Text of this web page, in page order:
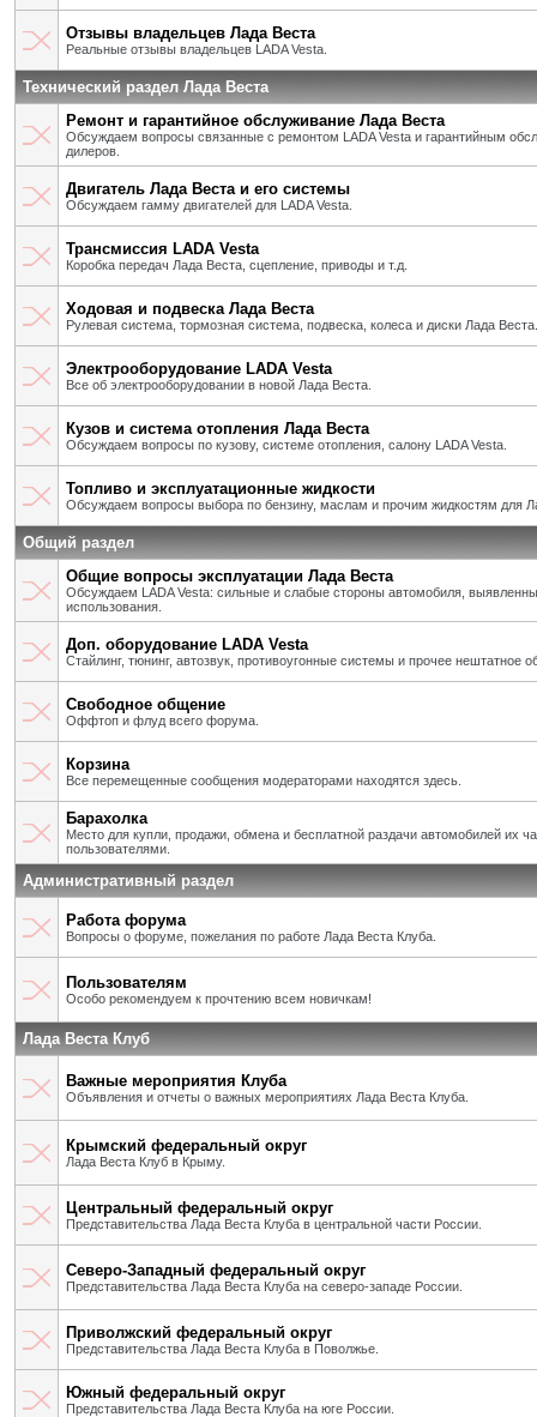
Отзывы владельцев Лада Веста
Реальные отзывы владельцев LADA Vesta.
Технический раздел Лада Веста
Ремонт и гарантийное обслуживание Лада Веста
Обсуждаем вопросы связанные с ремонтом LADA Vesta и гарантийным
дилеров.
Двигатель Лада Веста и его системы
Обсуждаем гамму двигателей для LADA Vesta.
Трансмиссия LADA Vesta
Коробка передач Лада Веста, сцепление, приводы и т.д.
Ходовая и подвеска Лада Веста
Рулевая система, тормозная система, подвеска, колеса и диски Лада Веста.
Электрооборудование LADA Vesta
Все об электрооборудовании в новой Лада Веста.
Кузов и система отопления Лада Веста
Обсуждаем вопросы по кузову, системе отопления, салону LADA Vesta.
Топливо и эксплуатационные жидкости
Обсуждаем вопросы выбора по бензину, маслам и прочим жидкостям для
Общий раздел
Общие вопросы эксплуатации Лада Веста
Обсуждаем LADA Vesta: сильные и слабые стороны автомобиля,
использования.
Доп. оборудование LADA Vesta
Стайлинг, тюнинг, автозвук, противоугонные системы и прочее нештатное
Свободное общение
Оффтоп и флуд всего форума.
Корзина
Все перемещенные сообщения модераторами находятся здесь.
Барахолка
Место для купли, продажи, обмена и бесплатной раздачи автомобилей их
пользователями.
Административный раздел
Работа форума
Вопросы о форуме, пожелания по работе Лада Веста Клуба.
Пользователям
Особо рекомендуем к прочтению всем новичкам!
Лада Веста Клуб
Важные мероприятия Клуба
Объявления и отчеты о важных мероприятиях Лада Веста Клуба.
Крымский федеральный округ
Лада Веста Клуб в Крыму.
Центральный федеральный округ
Представительства Лада Веста Клуба в центральной части России.
Северо-Западный федеральный округ
Представительства Лада Веста Клуба на северо-западе России.
Приволжский федеральный округ
Представительства Лада Веста Клуба в Поволжье.
Южный федеральный округ
Представительства Лада Веста Клуба на юге России.